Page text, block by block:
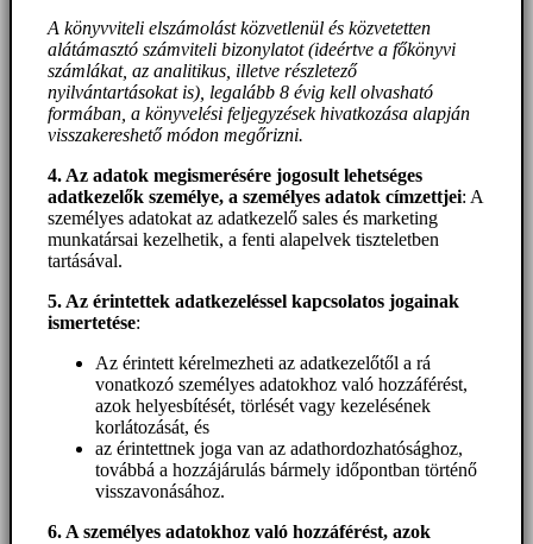
A könyvviteli elszámolást közvetlenül és közvetetten
alátámasztó számviteli bizonylatot (ideértve a főkönyvi
számlákat, az analitikus, illetve részletező
nyilvántartásokat is), legalább 8 évig kell olvasható
formában, a könyvelési feljegyzések hivatkozása alapján
visszakereshető módon megőrizni.
4. Az adatok megismerésére jogosult lehetséges
adatkezelők személye, a személyes adatok címzettjei: A
személyes adatokat az adatkezelő sales és marketing
munkatársai kezelhetik, a fenti alapelvek tiszteletben
tartásával.
5. Az érintettek adatkezeléssel kapcsolatos jogainak
ismertetése:
Az érintett kérelmezheti az adatkezelőtől a rá
vonatkozó személyes adatokhoz való hozzáférést,
azok helyesbítését, törlését vagy kezelésének
korlátozását, és
az érintettnek joga van az adathordozhatósághoz,
továbbá a hozzájárulás bármely időpontban történő
visszavonásához.
6. A személyes adatokhoz való hozzáférést, azok